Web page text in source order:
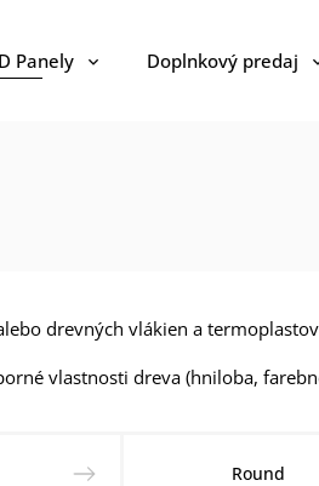
Panely Doplnkový predaj
drevných vlákien a
vlastnosti dreva (hniloba,
Round